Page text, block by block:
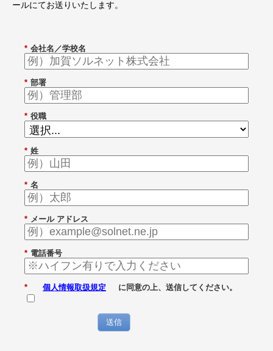
ールにてお送りいたします。
* 会社名／学校名
* 部署
* 役職
* 姓
* 名
* メール アドレス
* 電話番号
* 個人情報取扱規定 に同意の上、送信してください。
送信